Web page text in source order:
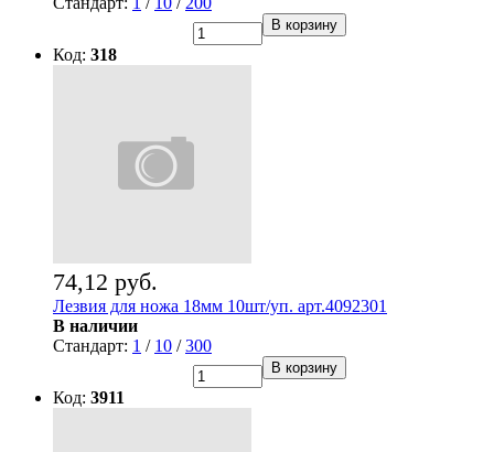
В корзину
Код: 318
74,12 руб.
Лезвия для ножа 18мм 10шт/уп. арт.4092301
В наличии
Стандарт: 1 / 10 /300
В корзину
Код: 3911